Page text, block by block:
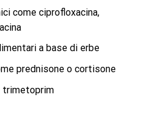
come ciprofloxacina,
a base di erbe
prednisone o cortisone
trimetoprim